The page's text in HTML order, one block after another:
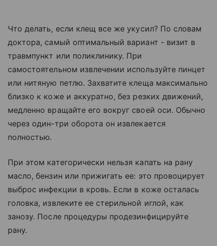
Что делать, если клещ все же укусил? По словам
доктора, самый оптимальный вариант - визит в
травмпункт или поликлинику. При
самостоятельном извлечении используйте пинцет
или нитяную петлю. Захватите клеща максимально
близко к коже и аккуратно, без резких движений,
медленно вращайте его вокруг своей оси. Обычно
через один-три оборота он извлекается
полностью.
При этом категорически нельзя капать на рану
масло, бензин или прижигать ее: это провоцирует
выброс инфекции в кровь. Если в коже осталась
головка, извлеките ее стерильной иглой, как
занозу. После процедуры продезинфицируйте
рану.